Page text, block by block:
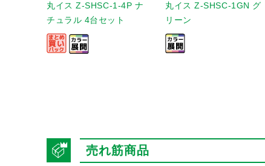
丸イス Z-SHSC-1-4P ナ
チュラル 4台セット
丸イス Z-SHSC-1GN グ
リーン
売れ筋商品